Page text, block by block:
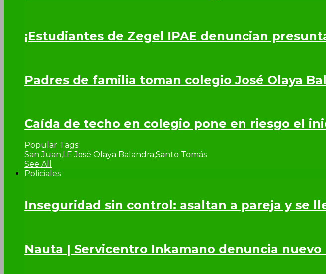
¡Estudiantes de Zegel IPAE denuncian
Padres de familia toman colegio José Olaya
Caída de techo en colegio pone en riesgo el
Popular Tags:
San Juan, I.E José Olaya Balandra,Santo Tomás
See All
Policiales
Inseguridad sin control: asaltan a pareja y se
Nauta | Servicentro Inkamano denuncia